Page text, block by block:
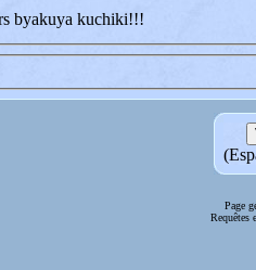
byakuya kuchiki!!!
Page
Requêtes